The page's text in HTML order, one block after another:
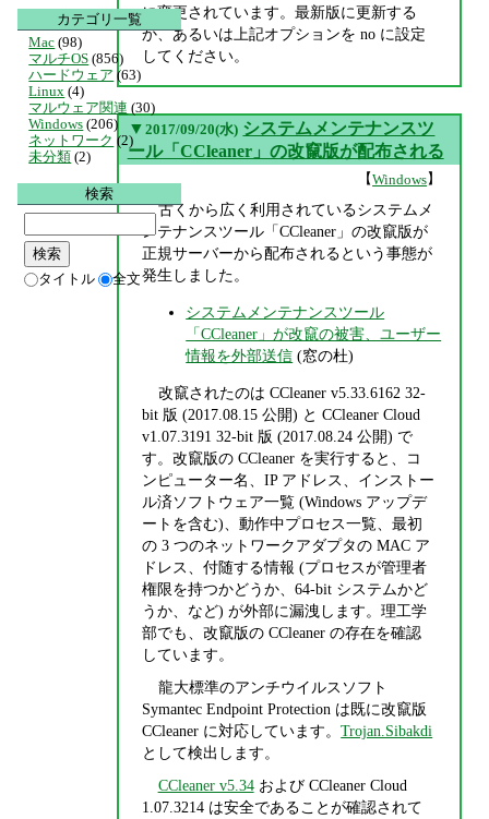
に変更されています。最新版に更新する
か、あるいは上記オプションを no に設定
してください。
▼ 2017/09/20(水) システムメンテナンスツ
ール「CCleaner」の改竄版が配布される
【Windows】
古くから広く利用されているシステムメ
ンテナンスツール「CCleaner」の改竄版が
正規サーバーから配布されるという事態が
発生しました。
システムメンテナンスツール
「CCleaner」が改竄の被害、ユーザー
情報を外部送信 (窓の杜)
改竄されたのは CCleaner v5.33.6162 32-
bit 版 (2017.08.15 公開) と CCleaner Cloud
v1.07.3191 32-bit 版 (2017.08.24 公開) で
す。改竄版の CCleaner を実行すると、コ
ンピューター名、IP アドレス、インストー
ル済ソフトウェア一覧 (Windows アップデ
ートを含む)、動作中プロセス一覧、最初
の 3 つのネットワークアダプタの MAC ア
ドレス、付随する情報 (プロセスが管理者
権限を持つかどうか、64-bit システムかど
うか、など) が外部に漏洩します。理工学
部でも、改竄版の CCleaner の存在を確認
しています。
龍大標準のアンチウイルスソフト
Symantec Endpoint Protection は既に改竄版
CCleaner に対応しています。Trojan.Sibakdi
として検出します。
CCleaner v5.34および CCleaner Cloud
1.07.3214 は安全であることが確認されて
カテゴリ一覧
Mac (98)
マルチOS (856)
ハードウェア (63)
Linux (4)
マルウェア関連 (30)
Windows (206)
ネットワーク (2)
未分類 (2)
検索
タイトル 全文